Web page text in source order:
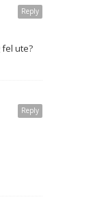
Reply
ute?
Reply